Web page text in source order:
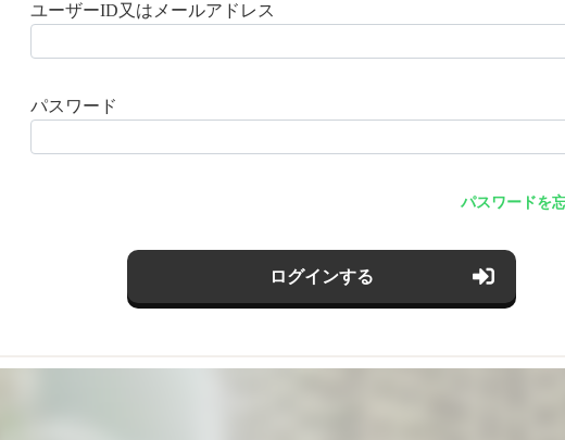
ユーザーID又はメールアドレス
パスワード
パスワードを